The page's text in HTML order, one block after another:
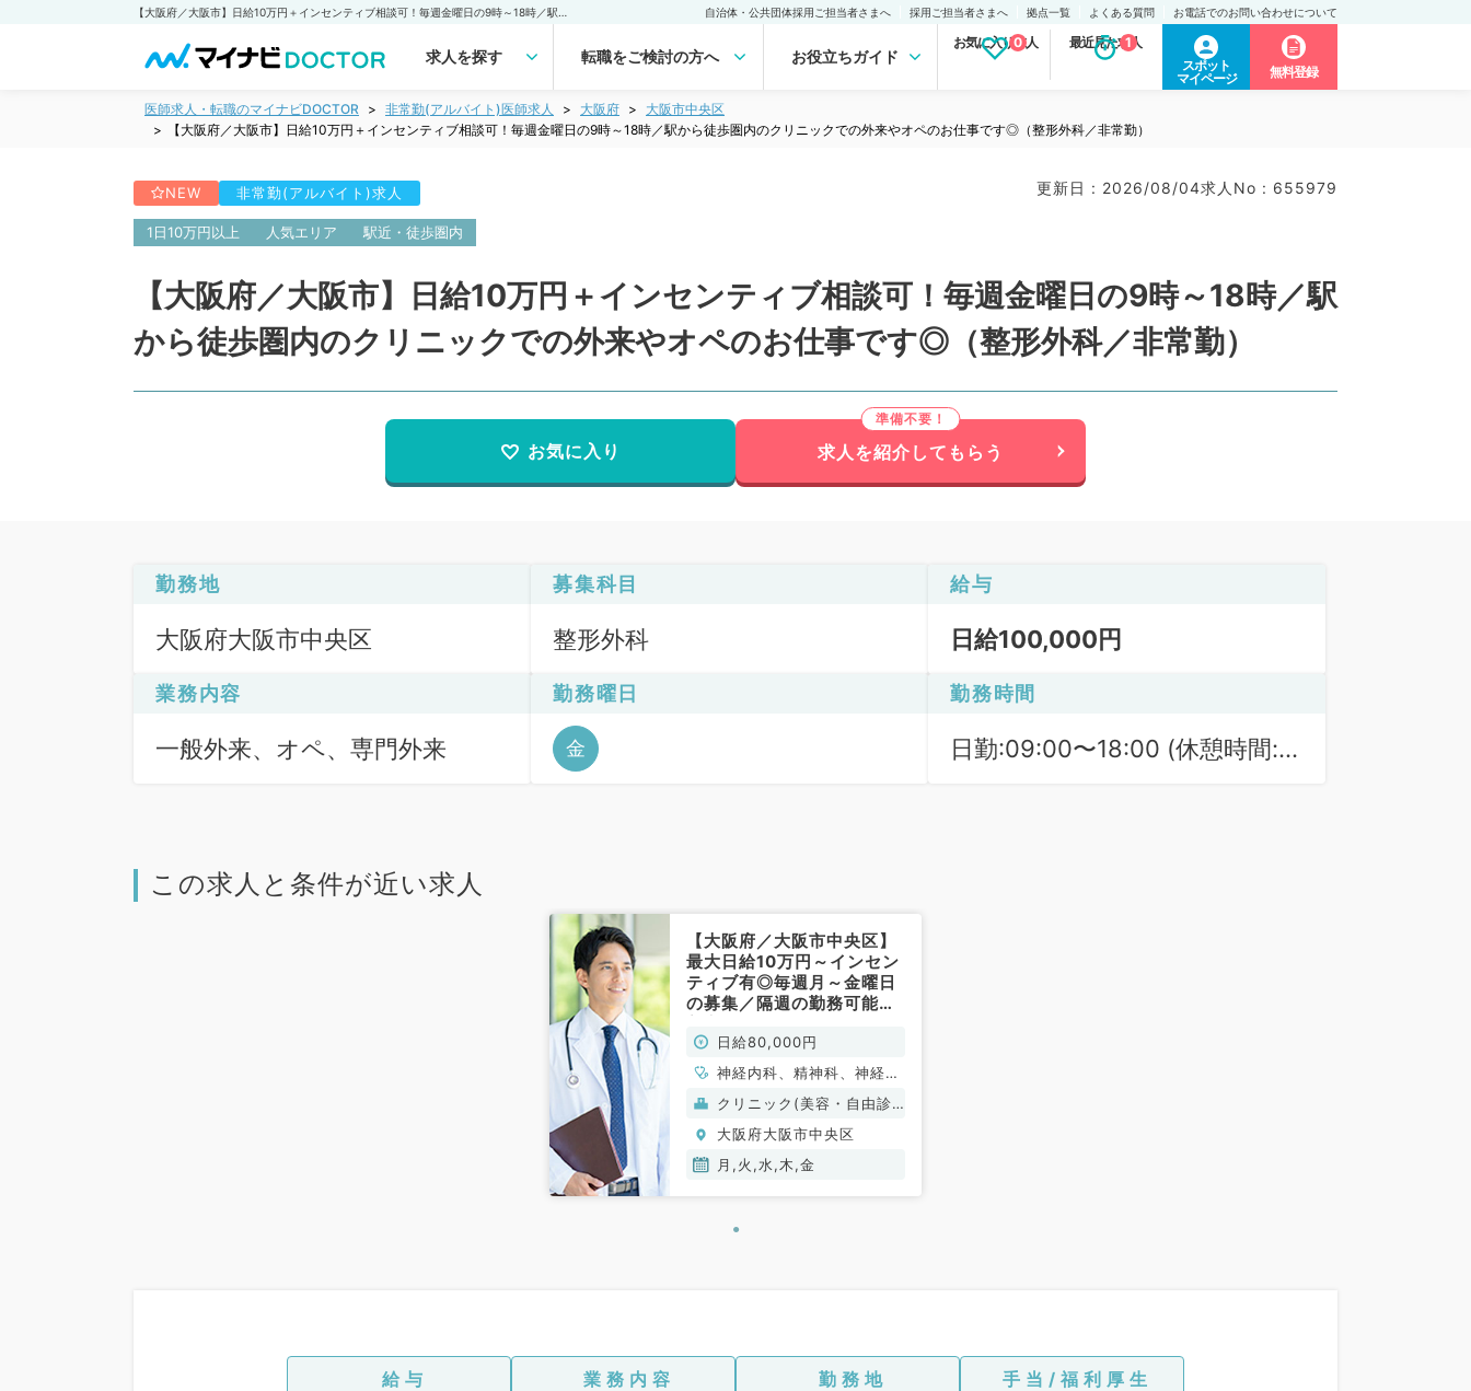
自治体・公共団体採用ご担当者さまへ 採用ご担当者さまへ 拠点一覧 よくある質問 お電話でのお問い合わせについて
求人を探す 転職をご検討の方へ お役立ちガイド
お気に入り求人
0 最近見た求人
1
スポット
マイページ
無料登録
医師求人・転職のマイナビDOCTOR 非常勤(アルバイト)医師求人 大阪府
大阪市中央区
【大阪府／大阪市】日給10万円＋インセンティブ相談可！毎週金曜日の9時～18時／駅から徒歩圏内のクリニックでの外来やオペのお仕事です◎（整形外科／非常勤）
NEW 非常勤(アルバイト)求人 更新日 : 2026/08/04求人No : 655979
1日10万円以上 人気エリア 駅近・徒歩圏内
【大阪府／大阪市】日給10万円＋インセンティブ相談可！毎週金曜日の9時～18時／駅
から徒歩圏内のクリニックでの外来やオペのお仕事です◎（整形外科／非常勤）
お気に入り 求人を紹介してもらう
勤務地
大阪府大阪市中央区
募集科目
整形外科
給与
日給100,000円
業務内容
一般外来、オペ、専門外来
勤務曜日
金
勤務時間
日勤:09:00〜18:00 (休憩時間:
この求人と条件が近い求人
【大阪府／大阪市中央区】
最大日給10万円～インセン
ティブ有◎毎週月～金曜日
の募集／隔週の勤務可能◎
◎（科目不問／非常勤）
日給80,000円
神経内科、精神科、神経
科、アレルギー科、リウマ
チ科、小児科、整形外科、
形成外科、美容外科、脳神
経外科、呼吸器外科、心臓
産科、婦人科、眼科、耳鼻
科、呼吸器内科、消化器内
科、内分泌・代謝内科、腎
クリニック(美容・自由診
療）
大阪府大阪市中央区
月,火,水,木,金
給与 業務内容 勤務地 手当/福利厚生